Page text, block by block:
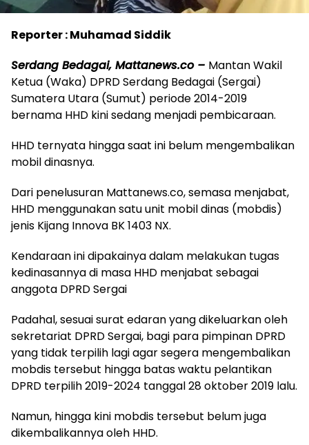
Reporter : Muhamad Siddik
Serdang Bedagai, Mattanews.co – Mantan Wakil
Ketua (Waka) DPRD Serdang Bedagai (Sergai)
Sumatera Utara (Sumut) periode 2014-2019
bernama HHD kini sedang menjadi pembicaraan.
HHD ternyata hingga saat ini belum mengembalikan
mobil dinasnya.
Dari penelusuran Mattanews.co, semasa menjabat,
HHD menggunakan satu unit mobil dinas (mobdis)
jenis Kijang Innova BK 1403 NX.
Kendaraan ini dipakainya dalam melakukan tugas
kedinasannya di masa HHD menjabat sebagai
anggota DPRD Sergai
Padahal, sesuai surat edaran yang dikeluarkan oleh
sekretariat DPRD Sergai, bagi para pimpinan DPRD
yang tidak terpilih lagi agar segera mengembalikan
mobdis tersebut hingga batas waktu pelantikan
DPRD terpilih 2019-2024 tanggal 28 oktober 2019 lalu.
Namun, hingga kini mobdis tersebut belum juga
dikembalikannya oleh HHD.